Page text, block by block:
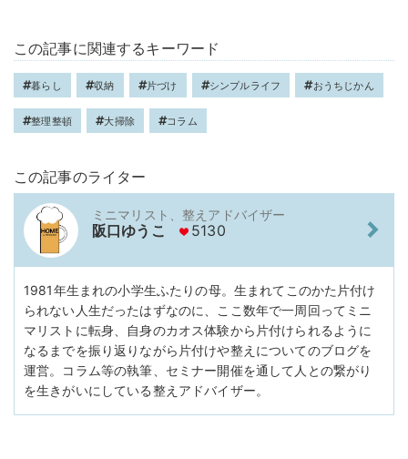
この記事に関連するキーワード
暮らし 収納 片づけ シンプルライフ おうちじかん
整理整頓 大掃除 コラム
この記事のライター
ミニマリスト、整えアドバイザー
阪口ゆうこ 5130
1981年生まれの小学生ふたりの母。生まれてこのかた片付け
られない人生だったはずなのに、ここ数年で一周回ってミニ
マリストに転身、自身のカオス体験から片付けられるように
なるまでを振り返りながら片付けや整えについてのブログを
運営。コラム等の執筆、セミナー開催を通して人との繋がり
を生きがいにしている整えアドバイザー。